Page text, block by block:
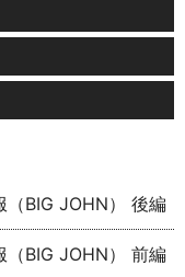
（BIG JOHN） 後編
（BIG JOHN） 前編